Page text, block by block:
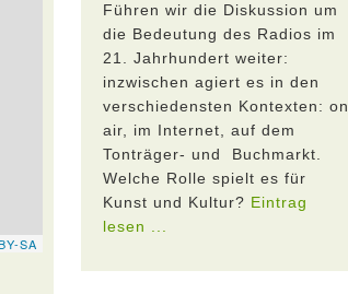
Führen wir die Diskussion um
die Bedeutung des Radios im
21. Jahrhundert weiter:
inzwischen agiert es in den
verschiedensten Kontexten: on
air, im Internet, auf dem
Tonträger- und Buchmarkt.
Welche Rolle spielt es für
Kunst und Kultur? Eintrag
lesen ...